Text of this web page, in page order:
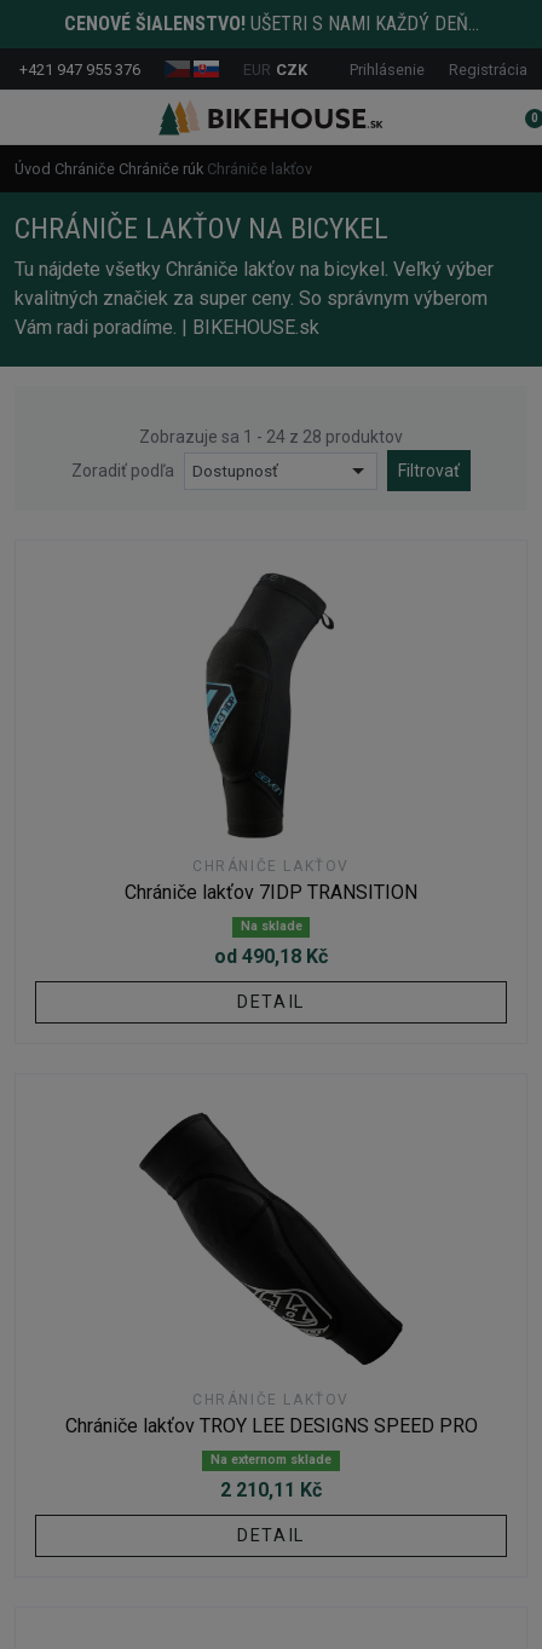
CENOVÉ ŠIALENSTVO! UŠETRI S NAMI KAŽDÝ DEŇ...
+421 947 955 376 EUR CZK Prihlásenie Registrácia
0
Úvod Chrániče Chrániče rúk Chrániče lakťov
CHRÁNIČE LAKŤOV NA BICYKEL
Tu nájdete všetky Chrániče lakťov na bicykel. Veľký výber
kvalitných značiek za super ceny. So správnym výberom
Vám radi poradíme. | BIKEHOUSE.sk
Zobrazuje sa 1 - 24 z 28 produktov
Zoradiť podľa
Dostupnosť Filtrovať
CHRÁNIČE LAKŤOV
Chrániče lakťov 7IDP TRANSITION
Na sklade
od 490,18 Kč
DETAIL
CHRÁNIČE LAKŤOV
Chrániče lakťov TROY LEE DESIGNS SPEED PRO
Na externom sklade
2 210,11 Kč
DETAIL